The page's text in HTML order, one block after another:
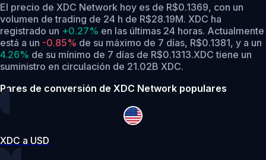
El precio de XDC Network hoy es de R$0.1369, con un
volumen de trading de 24 h de R$28.19M. XDC ha
registrado un +0.27% en las últimas 24 horas. Actualmente
está a un -0.85% de su máximo de 7 días, R$0.1381, y a un
4.26% de su mínimo de 7 días de R$0.1313.XDC tiene un
suministro en circulación de 21.02B XDC.
Pares de conversión de XDC Network populares
XDC a USD